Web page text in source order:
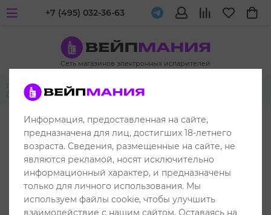
Сеть магазинов электронных испарителей
+7 (495) 032-36-63
Главная Одноразовые электронные испарители
GEN 6000
до 6000 затяжек
Информация, предоставленная на сайте,
предназначена для лиц, достигших 18-летнего
возраста. Сведения, размещенные на сайте, не
являются рекламой, носят исключительно
информационный характер, и предназначены
только для личного использования. Мы
используем файлы cookie, чтобы улучшить
взаимодействие с нашим сайтом. Оставаясь на